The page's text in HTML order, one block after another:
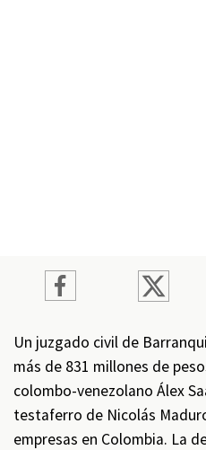
Un juzgado civil de
más de 831 millones de
colombo-venezolano Álex
testaferro de Nicolás
empresas en Colombia. La